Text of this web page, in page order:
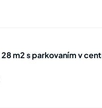
Na prenájom kancelária 28 m2 s